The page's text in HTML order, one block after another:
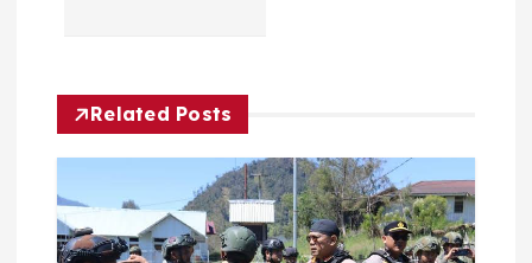
g
a
t
Related Posts